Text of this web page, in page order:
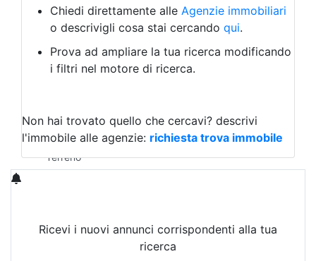
Albergo
Laboratorio Artigianale
Negozio/locale commerciale
Agriturismo
Magazzini
Qualsiasi
Terreno edificabile
Terreno
Chiedi direttamente alle Agenzie immobiliari
o descrivigli cosa stai cercando qui.
Prova ad ampliare la tua ricerca modificando
i filtri nel motore di ricerca.
Non hai trovato quello che cercavi? descrivi
l'immobile alle agenzie: richiesta trova immobile
Ricevi i nuovi annunci corrispondenti alla tua
ricerca